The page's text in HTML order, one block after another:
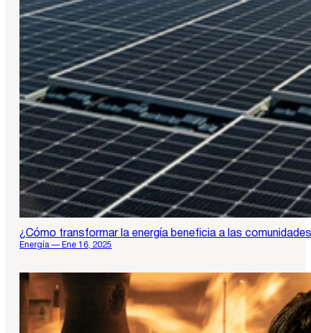
¿Cómo transformar la energía beneficia a las
Energía — Ene 16, 2025